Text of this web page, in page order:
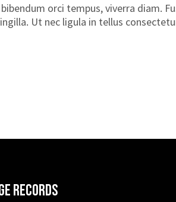
orci tempus, viverra diam.
Ut nec ligula in tellus
RECORDS